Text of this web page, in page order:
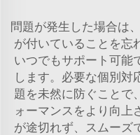
問題が発生した場合は
が付いていることを忘
いつでもサポート可能
します。必要な個別対
題を未然に防ぐことで
ォーマンスをより向上
が途切れず、スムーズ